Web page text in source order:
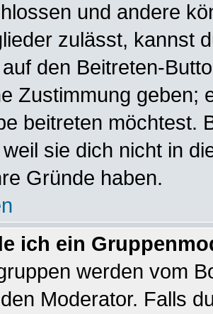
und andere
zulässt, kannst
den Beitreten-
Zustimmung geben;
beitreten möchtest.
sie dich nicht in
Gründe haben.
ich ein
werden vom
Moderator. Falls